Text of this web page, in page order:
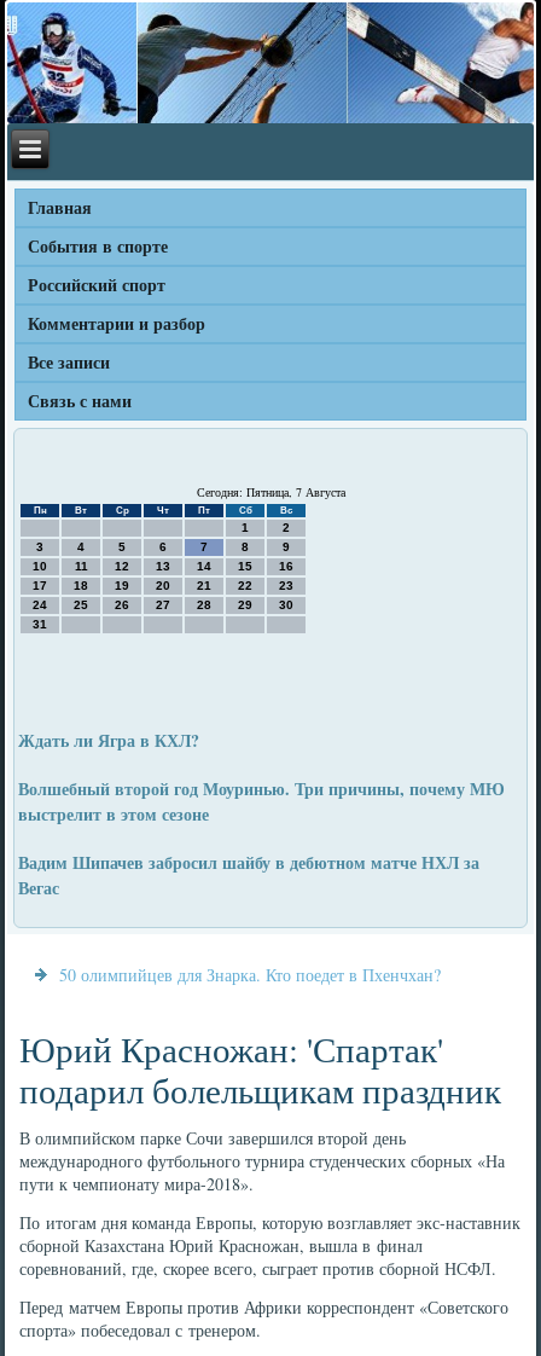
Главная
События в спорте
Российский спорт
Комментарии и разбор
Все записи
Связь с нами
Сегодня: Пятница, 7 Августа
Пн Вт Ср Чт Пт Сб Вс
1
2
3
4 5 6 7 8
9
10
11 12 13 14 15
16
17
18 19 20 21 22
23
24
25 26 27 28 29
30
31
Ждать ли Ягра в КХЛ?
Волшебный второй год Моуринью. Три причины, почему МЮ
выстрелит в этом сезоне
Вадим Шипачев забросил шайбу в дебютном матче НХЛ за
Вегас
50 олимпийцев для Знарка. Кто поедет в Пхенчхан?
Юрий Красножан: 'Спартак'
подарил болельщикам праздник
В олимпийском парке Сочи завершился второй день
международного футбольного турнира студенческих сборных «На
пути к чемпионату мира-2018».
По итогам дня команда Европы, которую возглавляет экс-наставник
сборной Казахстана Юрий Красножан, вышла в финал
соревнований, где, скорее всего, сыграет против сборной НСФЛ.
Перед матчем Европы против Африки корреспондент «Советского
спорта» побеседовал с тренером.